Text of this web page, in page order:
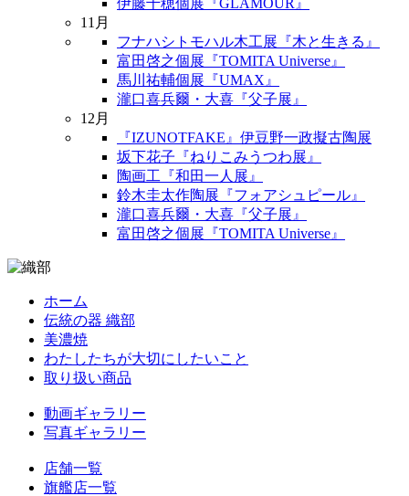
11月
フナハシトモハル木工展『木と生きる』
富田啓之個展『TOMITA Universe』
馬川祐輔個展『UMAX』
瀧口喜兵爾・大喜『父子展』
12月
『IZUNOTFAKE』伊豆野一政擬古陶展
坂下花子『ねりこみうつわ展』
陶画工『和田一人展』
鈴木圭太作陶展『フォアシュピール』
瀧口喜兵爾・大喜『父子展』
富田啓之個展『TOMITA Universe』
ホーム
伝統の器 織部
美濃焼
わたしたちが大切にしたいこと
取り扱い商品
動画ギャラリー
写真ギャラリー
店舗一覧
旗艦店一覧